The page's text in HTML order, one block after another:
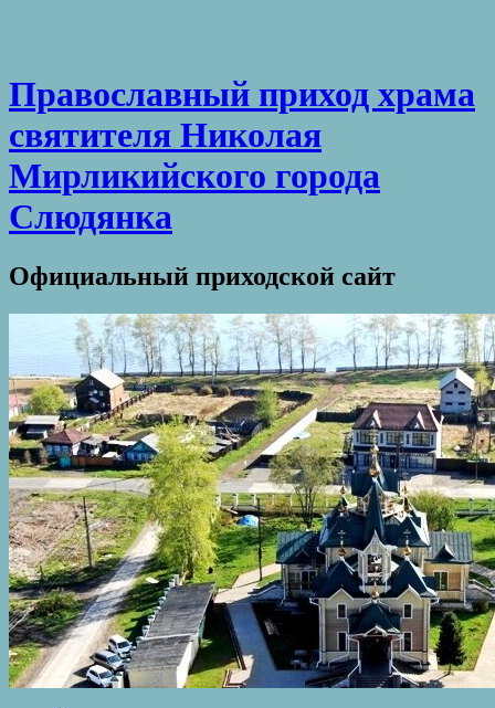
Православный приход храма
святителя Николая
Мирликийского города
Слюдянка
Официальный приходской сайт